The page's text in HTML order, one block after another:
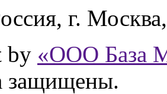
, г. Москва
by «ООО База
защищены.